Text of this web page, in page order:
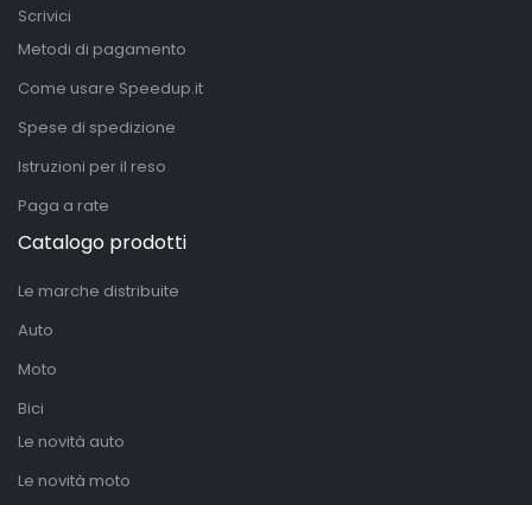
Scrivici
Metodi di pagamento
Come usare Speedup.it
Spese di spedizione
Istruzioni per il reso
Paga a rate
Catalogo prodotti
Le marche distribuite
Auto
Moto
Bici
Le novità auto
Le novità moto